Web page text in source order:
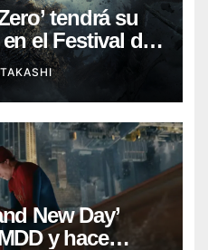
tendrá su
el Festival de
New Day’
y hace